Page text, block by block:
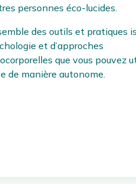
personnes éco-lucides.
des outils et pratiques
et d’approches
que vous pouvez
de manière autonome.